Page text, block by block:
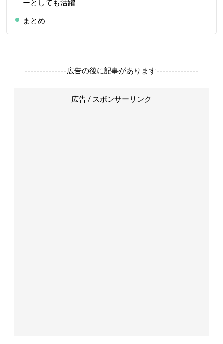
ーとしても活躍
まとめ
--------------広告の後に記事があります--------------
広告 / スポンサーリンク